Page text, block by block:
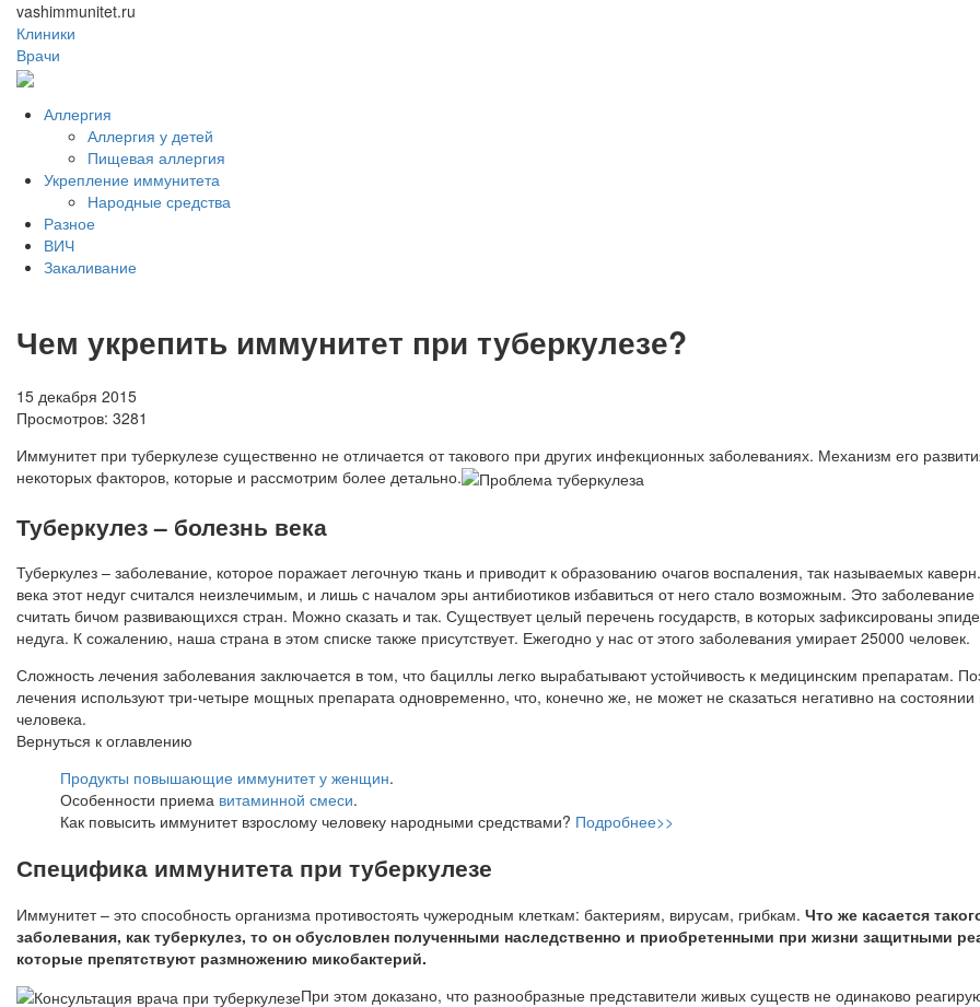
vashimmunitet.ru
Клиники
Врачи
Аллергия
Аллергия у детей
Пищевая аллергия
Укрепление иммунитета
Народные средства
Разное
ВИЧ
Закаливание
Чем укрепить иммунитет при туберкулезе?
15 декабря 2015
Просмотров: 3281
Иммунитет при туберкулезе существенно не отличается от такового при других инфекционных заболеваниях. Механизм его
некоторых факторов, которые и рассмотрим более детально.
Туберкулез – болезнь века
Туберкулез – заболевание, которое поражает легочную ткань и приводит к образованию очагов воспаления, так называемых
века этот недуг считался неизлечимым, и лишь с началом эры антибиотиков избавиться от него стало возможным. Это заболевание
считать бичом развивающихся стран. Можно сказать и так. Существует целый перечень государств, в которых зафиксированы
недуга. К сожалению, наша страна в этом списке также присутствует. Ежегодно у нас от этого заболевания умирает 25000 человек.
Сложность лечения заболевания заключается в том, что бациллы легко вырабатывают устойчивость к медицинским препаратам.
лечения используют три-четыре мощных препарата одновременно, что, конечно же, не может не сказаться негативно на
человека.
Вернуться к оглавлению
Продукты повышающие иммунитет у женщин.
Особенности приема витаминной смеси.
Как повысить иммунитет взрослому человеку народными средствами? Подробнее>>
Специфика иммунитета при туберкулезе
Иммунитет – это способность организма противостоять чужеродным клеткам: бактериям, вирусам, грибкам. Что же касается
заболевания, как туберкулез, то он обусловлен полученными наследственно и приобретенными при жизни защитными
которые препятствуют размножению микобактерий.
При этом доказано, что разнообразные представители живых существ не одинаково